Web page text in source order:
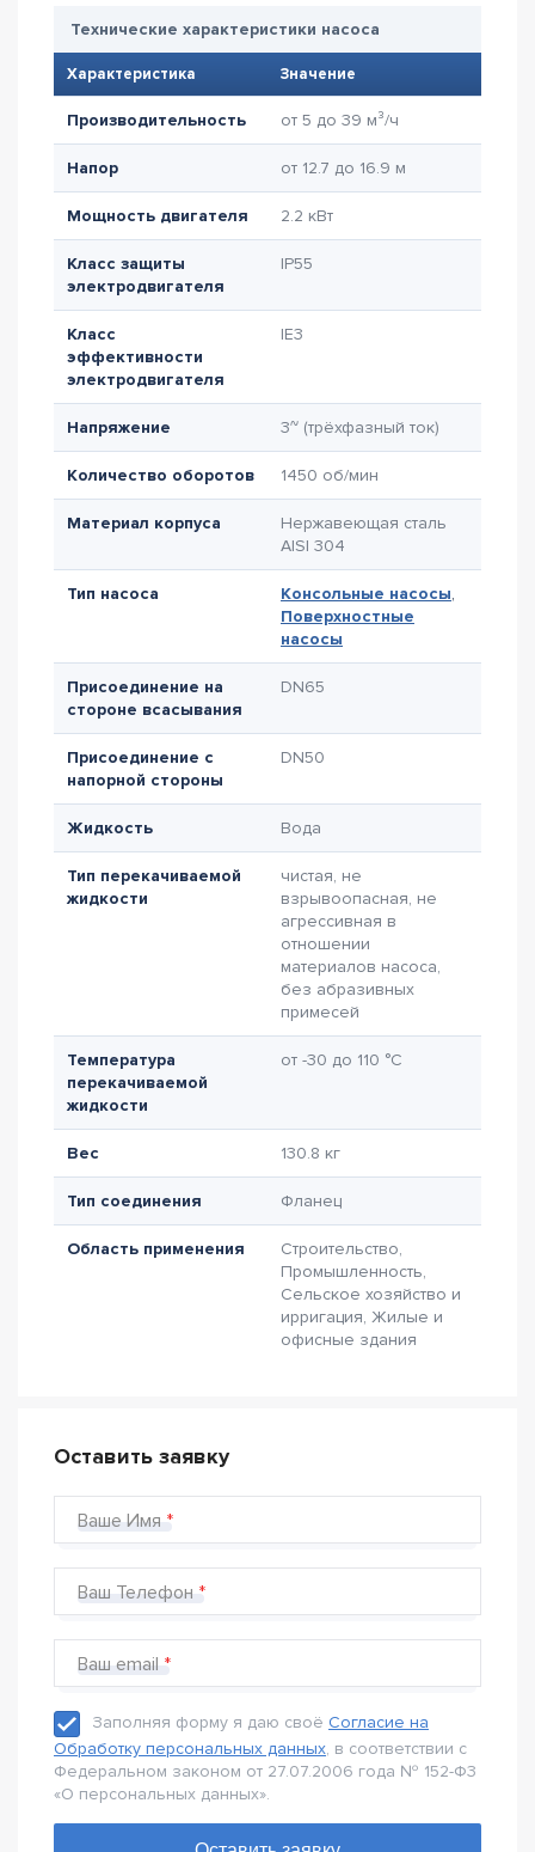
Технические характеристики насоса
Характеристика Значение
Производительность от 5 до 39 м³/ч
Напор от 12.7 до 16.9 м
Мощность двигателя 2.2 кВт
Класс защиты
электродвигателя
IP55
Класс
эффективности
электродвигателя
IE3
Напряжение 3~ (трёхфазный ток)
Количество оборотов 1450 об/мин
Материал корпуса
Нержавеющая сталь
AISI 304
Тип насоса Консольные насосы,
Поверхностные
насосы
Присоединение на
стороне всасывания
DN65
Присоединение с
напорной стороны
DN50
Жидкость Вода
Тип перекачиваемой
жидкости
чистая, не
взрывоопасная, не
агрессивная в
отношении
материалов насоса,
без абразивных
примесей
Температура
перекачиваемой
жидкости
от -30 до 110 °C
Вес 130.8 кг
Тип соединения Фланец
Область применения
Строительство,
Промышленность,
Сельское хозяйство и
ирригация, Жилые и
офисные здания
Оставить заявку
Ваше Имя
Ваш Телефон
Ваш email
Заполняя форму я даю своё Согласие на
Обработку персональных данных, в соответствии с
Федеральном законом от 27.07.2006 года № 152-Ф3
«О персональных данных».